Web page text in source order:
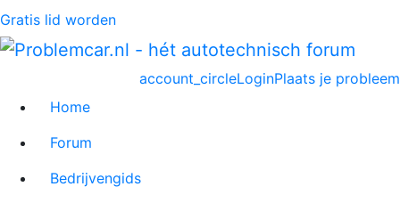
Gratis lid worden
Plaats je probleem
account_circleLogin
Home
Forum
Bedrijvengids